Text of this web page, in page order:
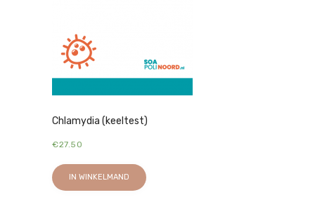
Chlamydia (keeltest)
€27.50
IN WINKELMAND